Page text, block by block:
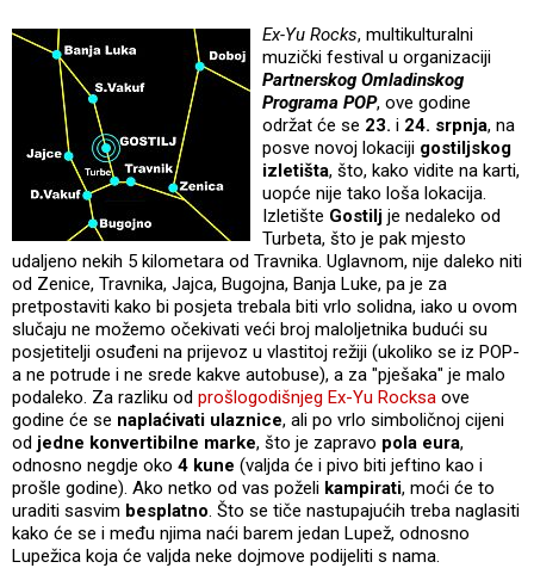
Ex-Yu Rocks, multikulturalni
muzički festival u organizaciji
Partnerskog Omladinskog
Programa POP, ove godine
održat će se 23. i 24. srpnja, na
posve novoj lokaciji gostiljskog
izletišta, što, kako vidite na karti,
uopće nije tako loša lokacija.
Izletište Gostilj je nedaleko od
Turbeta, što je pak mjesto
udaljeno nekih 5 kilometara od Travnika. Uglavnom, nije daleko niti
od Zenice, Travnika, Jajca, Bugojna, Banja Luke, pa je za
pretpostaviti kako bi posjeta trebala biti vrlo solidna, iako u ovom
slučaju ne možemo očekivati veći broj maloljetnika budući su
posjetitelji osuđeni na prijevoz u vlastitoj režiji (ukoliko se iz POP-
a ne potrude i ne srede kakve autobuse), a za "pješaka" je malo
podaleko. Za razliku od prošlogodišnjeg Ex-Yu Rocksa ove
godine će se naplaćivati ulaznice, ali po vrlo simboličnoj cijeni
od jedne konvertibilne marke, što je zapravo pola eura,
odnosno negdje oko 4 kune (valjda će i pivo biti jeftino kao i
prošle godine). Ako netko od vas poželi kampirati, moći će to
uraditi sasvim besplatno. Što se tiče nastupajućih treba naglasiti
kako će se i među njima naći barem jedan Lupež, odnosno
Lupežica koja će valjda neke dojmove podijeliti s nama.